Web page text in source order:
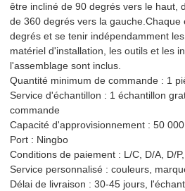
être incliné de 90 degrés vers le haut,
de 360 ​​degrés vers la
degrés et se tenir indépendamment
matériel d'installation, les outils et les
l'assemblage sont inclus.
Quantité minimum de commande : 1
Service d'échantillon : 1 échantillon
commande
Capacité d'approvisionnement : 50
Port : Ningbo
Conditions de paiement : L/C, D/A, D/
Service personnalisé : couleurs,
Délai de livraison : 30-45 jours,